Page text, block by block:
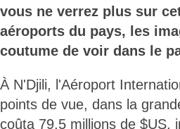
vous ne verrez plus sur
aéroports du pays, les
coutume de voir dans le
À N'Djili, l'Aéroport
points de vue, dans la
coûta 79,5 millions de $US,